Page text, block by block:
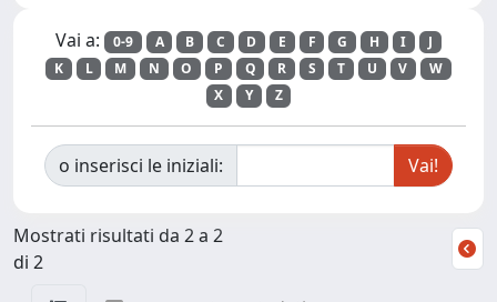
Vai a: 0-9 A B C D E F G H I
J
K
L M N O P Q R S T U V
W
X
Y Z
o inserisci le iniziali:
Mostrati risultati da 2 a 2
di 2